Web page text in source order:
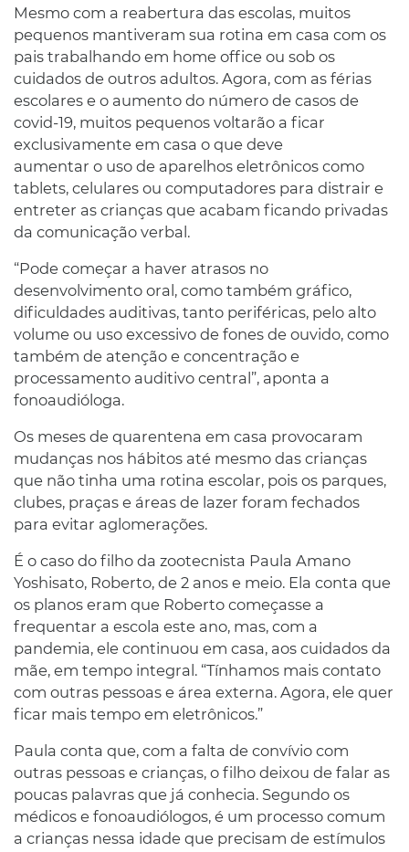
Mesmo com a reabertura das escolas, muitos
pequenos mantiveram sua rotina em casa com os
pais trabalhando em home office ou sob os
cuidados de outros adultos. Agora, com as férias
escolares e o aumento do número de casos de
covid-19, muitos pequenos voltarão a ficar
exclusivamente em casa o que deve
aumentar o uso de aparelhos eletrônicos como
tablets, celulares ou computadores para distrair e
entreter as crianças que acabam ficando privadas
da comunicação verbal.
“Pode começar a haver atrasos no
desenvolvimento oral, como também gráfico,
dificuldades auditivas, tanto periféricas, pelo alto
volume ou uso excessivo de fones de ouvido, como
também de atenção e concentração e
processamento auditivo central”, aponta a
fonoaudióloga.
Os meses de quarentena em casa provocaram
mudanças nos hábitos até mesmo das crianças
que não tinha uma rotina escolar, pois os parques,
clubes, praças e áreas de lazer foram fechados
para evitar aglomerações.
É o caso do filho da zootecnista Paula Amano
Yoshisato, Roberto, de 2 anos e meio. Ela conta que
os planos eram que Roberto começasse a
frequentar a escola este ano, mas, com a
pandemia, ele continuou em casa, aos cuidados da
mãe, em tempo integral. “Tínhamos mais contato
com outras pessoas e área externa. Agora, ele quer
ficar mais tempo em eletrônicos.”
Paula conta que, com a falta de convívio com
outras pessoas e crianças, o filho deixou de falar as
poucas palavras que já conhecia. Segundo os
médicos e fonoaudiólogos, é um processo comum
a crianças nessa idade que precisam de estímulos